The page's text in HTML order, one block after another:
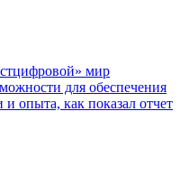
мир
для обеспечения
опыта, как показал отчет